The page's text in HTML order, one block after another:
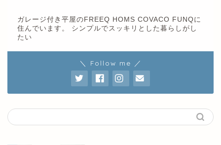
ガレージ付き平屋のFREEQ HOMS COVACO FUNQに
住んでいます。 シンプルでスッキリとした暮らしがし
たい
＼ Follow me ／